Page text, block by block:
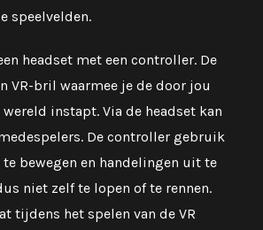
speelvelden.
headset met een controller. De
VR-bril waarmee je de door jou
instapt. Via de headset kan
De controller gebruik
bewegen en handelingen uit te
niet zelf te lopen of te rennen.
tijdens het spelen van de VR